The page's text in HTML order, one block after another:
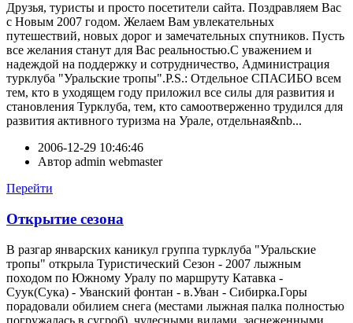
Друзья, туристы и просто посетители сайта. Поздравляем Вас
с Новым 2007 годом. Желаем Вам увлекательных
путешествий, новых дорог и замечательных спутников. Пусть
все желания станут для Вас реальностью.С уважением и
надеждой на поддержку и сотрудничество, Администрация
турклуба "Уральские тропы".P.S.: Отдельное СПАСИБО всем
тем, кто в уходящем году приложил все силы для развития и
становления Турклуба, тем, кто самоотверженно трудился для
развития активного туризма на Урале, отдельная&nb...
2006-12-29 10:46:46
Автор admin webmaster
Перейти
Открытие сезона
В разгар январских каникул группа турклуба "Уральские
тропы" открыла Туристический Сезон - 2007 лыжным
походом по Южному Уралу по маршруту Катавка -
Суук(Сука) - Уванский фонтан - в.Уван - Сибирка.Горы
порадовали обилием снега (местами лыжная палка полностью
погружалась в сугроб), чудесными видами, заснеженными